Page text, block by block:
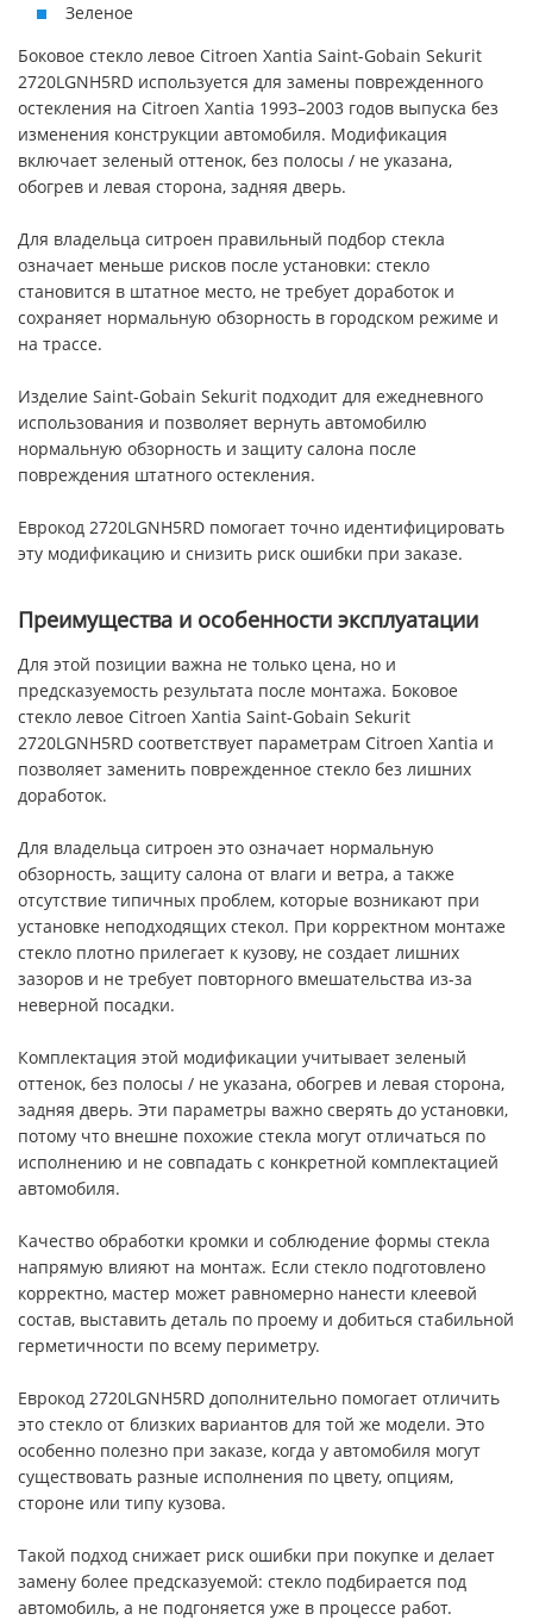
Зеленое
Боковое стекло левое Citroen Xantia Saint-Gobain Sekurit
2720LGNH5RD используется для замены поврежденного
остекления на Citroen Xantia 1993–2003 годов выпуска без
изменения конструкции автомобиля. Модификация
включает зеленый оттенок, без полосы / не указана,
обогрев и левая сторона, задняя дверь.
Для владельца ситроен правильный подбор стекла
означает меньше рисков после установки: стекло
становится в штатное место, не требует доработок и
сохраняет нормальную обзорность в городском режиме и
на трассе.
Изделие Saint-Gobain Sekurit подходит для ежедневного
использования и позволяет вернуть автомобилю
нормальную обзорность и защиту салона после
повреждения штатного остекления.
Еврокод 2720LGNH5RD помогает точно идентифицировать
эту модификацию и снизить риск ошибки при заказе.
Преимущества и особенности эксплуатации
Для этой позиции важна не только цена, но и
предсказуемость результата после монтажа. Боковое
стекло левое Citroen Xantia Saint-Gobain Sekurit
2720LGNH5RD соответствует параметрам Citroen Xantia и
позволяет заменить поврежденное стекло без лишних
доработок.
Для владельца ситроен это означает нормальную
обзорность, защиту салона от влаги и ветра, а также
отсутствие типичных проблем, которые возникают при
установке неподходящих стекол. При корректном монтаже
стекло плотно прилегает к кузову, не создает лишних
зазоров и не требует повторного вмешательства из-за
неверной посадки.
Комплектация этой модификации учитывает зеленый
оттенок, без полосы / не указана, обогрев и левая сторона,
задняя дверь. Эти параметры важно сверять до установки,
потому что внешне похожие стекла могут отличаться по
исполнению и не совпадать с конкретной комплектацией
автомобиля.
Качество обработки кромки и соблюдение формы стекла
напрямую влияют на монтаж. Если стекло подготовлено
корректно, мастер может равномерно нанести клеевой
состав, выставить деталь по проему и добиться стабильной
герметичности по всему периметру.
Еврокод 2720LGNH5RD дополнительно помогает отличить
это стекло от близких вариантов для той же модели. Это
особенно полезно при заказе, когда у автомобиля могут
существовать разные исполнения по цвету, опциям,
стороне или типу кузова.
Такой подход снижает риск ошибки при покупке и делает
замену более предсказуемой: стекло подбирается под
автомобиль, а не подгоняется уже в процессе работ.